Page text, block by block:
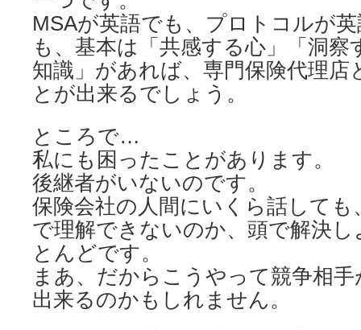
MSAが英語でも、プロトコルが
も、基本は「共感する心」「洞察
知識」があれば、専門保険代理店
とが出来るでしょう。
ところで…
私にも困ったことがあります。
後継者がいないのです。
保険会社の人間にいくら話しても
で理解できないのか、頭で解決
とんどです。
まあ、だからこうやって競争相
出来るのかもしれません。